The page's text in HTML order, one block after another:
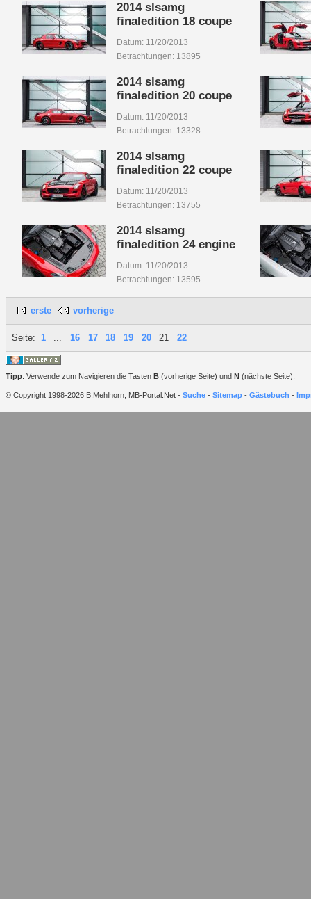
2014 slsamg
finaledition 18 coupe
Datum: 11/20/2013
Betrachtungen: 13895
2014 slsamg
finaledition 20 coupe
Datum: 11/20/2013
Betrachtungen: 13328
2014 slsamg
finaledition 22 coupe
Datum: 11/20/2013
Betrachtungen: 13755
2014 slsamg
finaledition 24 engine
Datum: 11/20/2013
Betrachtungen: 13595
erste vorherige
Seite: 1 ... 16 17 18 19 20 21 22
Tipp: Verwende zum Navigieren die Tasten B (vorherige Seite) und N (nächste Seite).
© Copyright 1998-2026 B.Mehlhorn, MB-Portal.Net - Suche - Sitemap - Gästebuch -